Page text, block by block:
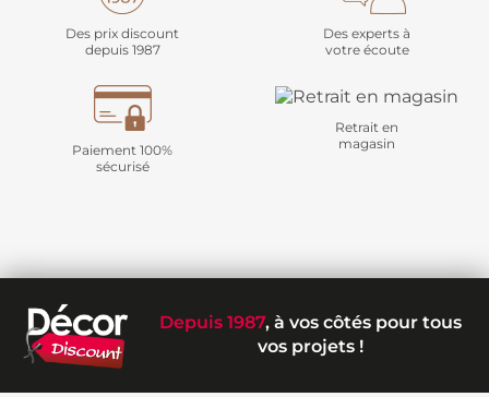
Des prix discount
depuis 1987
Des experts à
votre écoute
Paiement 100%
sécurisé
Retrait en
magasin
Depuis 1987, à vos côtés pour tous
vos projets !